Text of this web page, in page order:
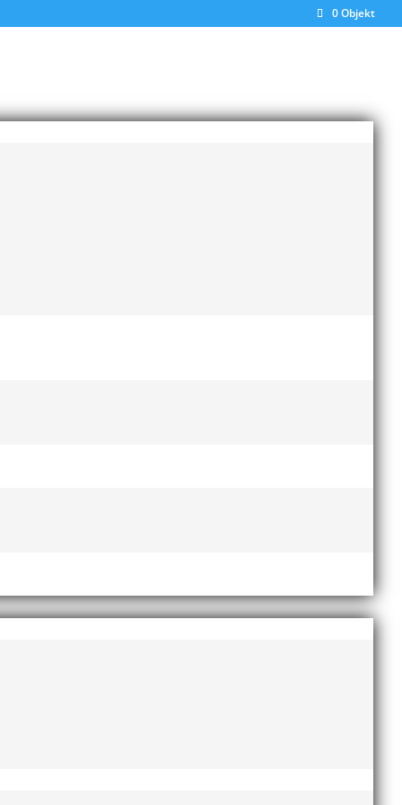
0 Objekt
Junior SM för 17/19/22 åringar skulle det
alla tåg var fullbokade. Det hade ju inte
max 16 per gren, enbart de 16 med bäst
måste bli bättre på att hålla tider) kom vi
som förväntat, att åka till någonting är
gjordes upp och det blev tidigt i säng för
festat hela natten? Men ingen gjorde någon
skrik om att öka takten eller att springa
på våra aktiva, den ena medaljen
var på de aktivas sida, i alla fall på